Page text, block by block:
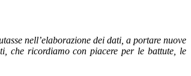
nell’elaborazione dei dati, a portare nuove
che ricordiamo con piacere per le battute, le